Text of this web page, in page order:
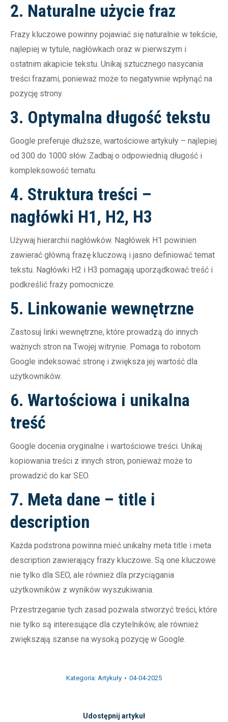
2. Naturalne użycie fraz
Frazy kluczowe powinny pojawiać się naturalnie w tekście,
najlepiej w tytule, nagłówkach oraz w pierwszym i
ostatnim akapicie tekstu. Unikaj sztucznego nasycania
treści frazami, ponieważ może to negatywnie wpłynąć na
pozycję strony.
3. Optymalna długość tekstu
Google preferuje dłuższe, wartościowe artykuły – najlepiej
od 300 do 1000 słów. Zadbaj o odpowiednią długość i
kompleksowość tematu.
4. Struktura treści –
nagłówki H1, H2, H3
Używaj hierarchii nagłówków. Nagłówek H1 powinien
zawierać główną frazę kluczową i jasno definiować temat
tekstu. Nagłówki H2 i H3 pomagają uporządkować treść i
podkreślić frazy pomocnicze.
5. Linkowanie wewnętrzne
Zastosuj linki wewnętrzne, które prowadzą do innych
ważnych stron na Twojej witrynie. Pomaga to robotom
Google indeksować stronę i zwiększa jej wartość dla
użytkowników.
6. Wartościowa i unikalna
treść
Google docenia oryginalne i wartościowe treści. Unikaj
kopiowania treści z innych stron, ponieważ może to
prowadzić do kar SEO.
7. Meta dane – title i
description
Każda podstrona powinna mieć unikalny meta title i meta
description zawierający frazy kluczowe. Są one kluczowe
nie tylko dla SEO, ale również dla przyciągania
użytkowników z wyników wyszukiwania.
Przestrzeganie tych zasad pozwala stworzyć treści, które
nie tylko są interesujące dla czytelników, ale również
zwiększają szanse na wysoką pozycję w Google.
Kategoria: Artykuły 04-04-2025
Udostępnij artykuł